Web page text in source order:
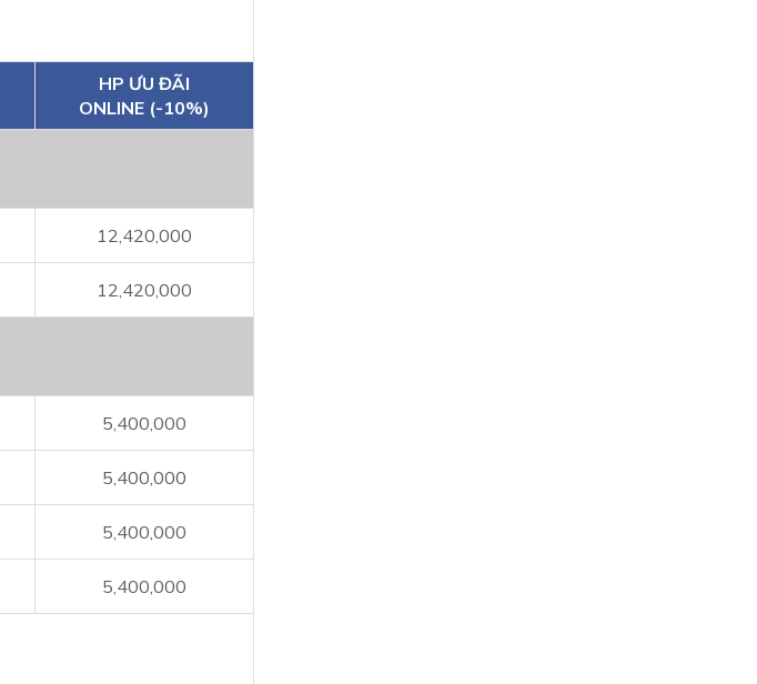
HP ƯU ĐÃI
ONLINE (-10%)
12,420,000
12,420,000
5,400,000
5,400,000
5,400,000
5,400,000